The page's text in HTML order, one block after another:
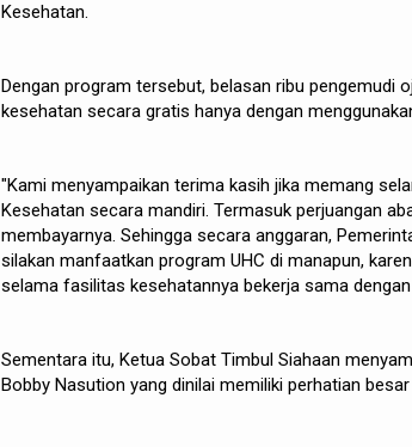
Kesehatan.
Dengan program tersebut, belasan ribu pengemudi
kesehatan secara gratis hanya dengan
"Kami menyampaikan terima kasih jika memang
Kesehatan secara mandiri. Termasuk perjuangan
membayarnya. Sehingga secara anggaran,
silakan manfaatkan program UHC di manapun,
selama fasilitas kesehatannya bekerja sama
Sementara itu, Ketua Sobat Timbul Siahaan
Bobby Nasution yang dinilai memiliki perhatian